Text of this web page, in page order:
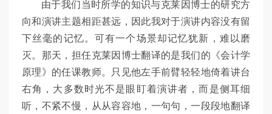
由于我们当时所学的知识与克莱因博士的研究方
向和演讲主题相距甚远，因此我对于演讲内容没有留
下丝毫的记忆。可有一个场景却记忆犹新，难以磨
灭。那天，担任克莱因博士翻译的是我们的《会计学
原理》的任课教师。只见他左手前臂轻轻地倚着讲台
右角，大多数时光不是眼盯着演讲者，而是侧耳细
听，不紧不慢，从从容容地，一句句，一段段地翻译